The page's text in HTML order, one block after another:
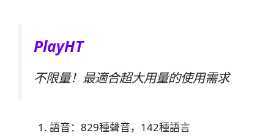
PlayHT
不限量！最適合超大用量的使用需求
語音：829種聲音，142種語言